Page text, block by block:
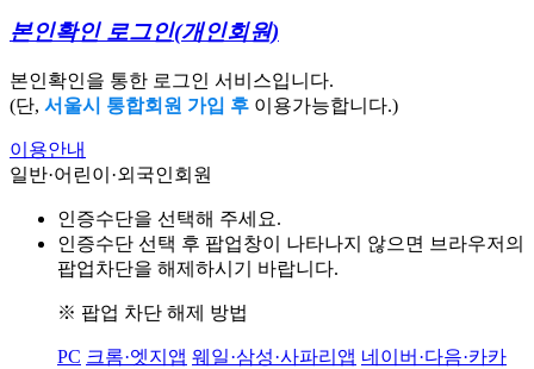
본인확인 로그인(개인회원)
본인확인을 통한 로그인 서비스입니다.
(단, 서울시 통합회원 가입 후 이용가능합니다.)
이용안내
일반·어린이·외국인회원
인증수단을 선택해 주세요.
인증수단 선택 후 팝업창이 나타나지 않으면 브라우저의
팝업차단을 해제하시기 바랍니다.
※ 팝업 차단 해제 방법
PC 크롬·엣지앱 웨일·삼성·사파리앱 네이버·다음·카카